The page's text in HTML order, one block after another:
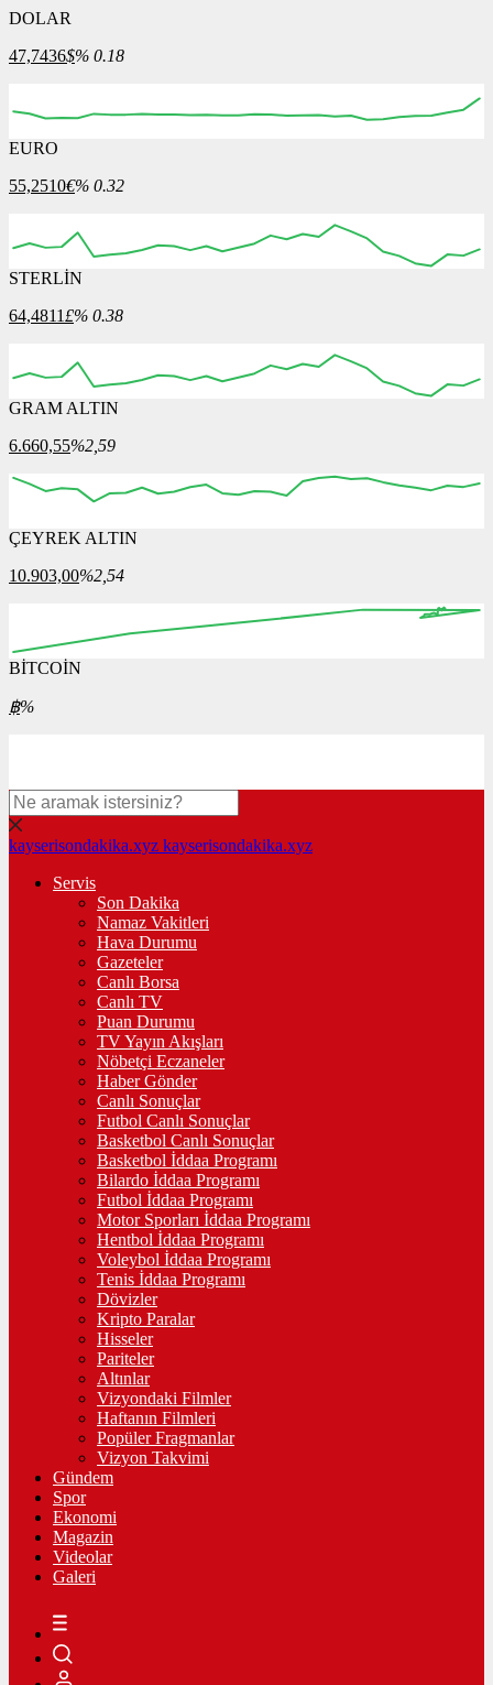
DOLAR
47,7436$% 0.18
16:00
EURO
55,2510€% 0.32
16:00
STERLİN
64,4811£% 0.38
16:00 17:00
GRAM ALTIN
6.660,55%2,59
16:00 17:00
ÇEYREK ALTIN
10.903,00%2,54
00:00
BİTCOİN
฿%
kayserisondakika.xyz kayserisondakika.xyz
Servis
Son Dakika
Namaz Vakitleri
Hava Durumu
Gazeteler
Canlı Borsa
Canlı TV
Puan Durumu
TV Yayın Akışları
Nöbetçi Eczaneler
Haber Gönder
Canlı Sonuçlar
Futbol Canlı Sonuçlar
Basketbol Canlı Sonuçlar
Basketbol İddaa Programı
Bilardo İddaa Programı
Futbol İddaa Programı
Motor Sporları İddaa Programı
Hentbol İddaa Programı
Voleybol İddaa Programı
Tenis İddaa Programı
Dövizler
Kripto Paralar
Hisseler
Pariteler
Altınlar
Vizyondaki Filmler
Haftanın Filmleri
Popüler Fragmanlar
Vizyon Takvimi
Gündem
Spor
Ekonomi
Magazin
Videolar
Galeri